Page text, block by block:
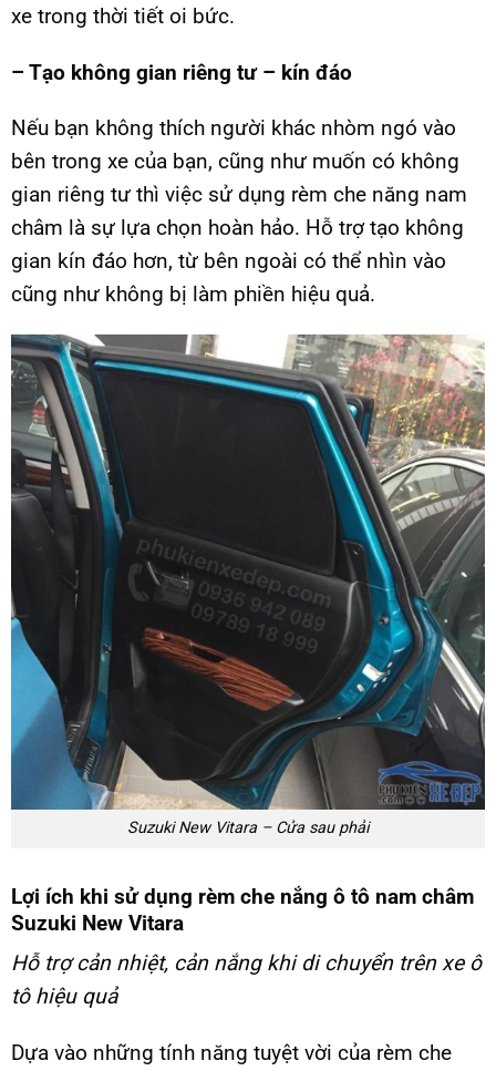
xe trong thời tiết oi bức.
– Tạo không gian riêng tư – kín đáo
Nếu bạn không thích người khác nhòm ngó vào
bên trong xe của bạn, cũng như muốn có không
gian riêng tư thì việc sử dụng rèm che năng nam
châm là sự lựa chọn hoàn hảo. Hỗ trợ tạo không
gian kín đáo hơn, từ bên ngoài có thể nhìn vào
cũng như không bị làm phiền hiệu quả.
Suzuki New Vitara – Cửa sau phải
Lợi ích khi sử dụng rèm che nắng ô tô nam châm
Suzuki New Vitara
Hỗ trợ cản nhiệt, cản nắng khi di chuyển trên xe ô
tô hiệu quả
Dựa vào những tính năng tuyệt vời của rèm che